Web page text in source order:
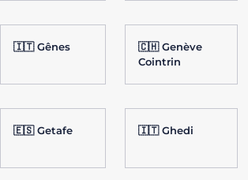
🇮🇹 Gênes
🇨🇭 Genève
Cointrin
🇪🇸 Getafe 🇮🇹 Ghedi